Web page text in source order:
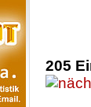
205